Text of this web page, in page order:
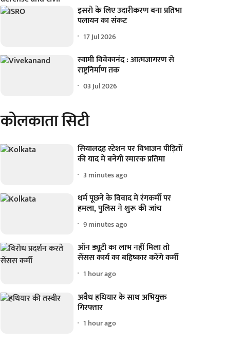
इसरो के लिए उदारीकरण बना प्रतिभा
पलायन का संकट
17 Jul 2026
स्वामी विवेकानंद : आत्मजागरण से
राष्ट्रनिर्माण तक
03 Jul 2026
कोलकाता सिटी
सियालदह स्टेशन पर विभाजन पीड़ितों
की याद में बनेगी स्मारक प्रतिमा
3 minutes ago
धर्म पूछने के विवाद में रंगकर्मी पर
हमला, पुलिस ने शुरू की जांच
9 minutes ago
ऑन ड्यूटी का लाभ नहीं मिला तो
सेंसस कार्य का बहिष्कार करेंगे कर्मी
1 hour ago
अवैध हथियार के साथ अभियुक्त
गिरफ्तार
1 hour ago